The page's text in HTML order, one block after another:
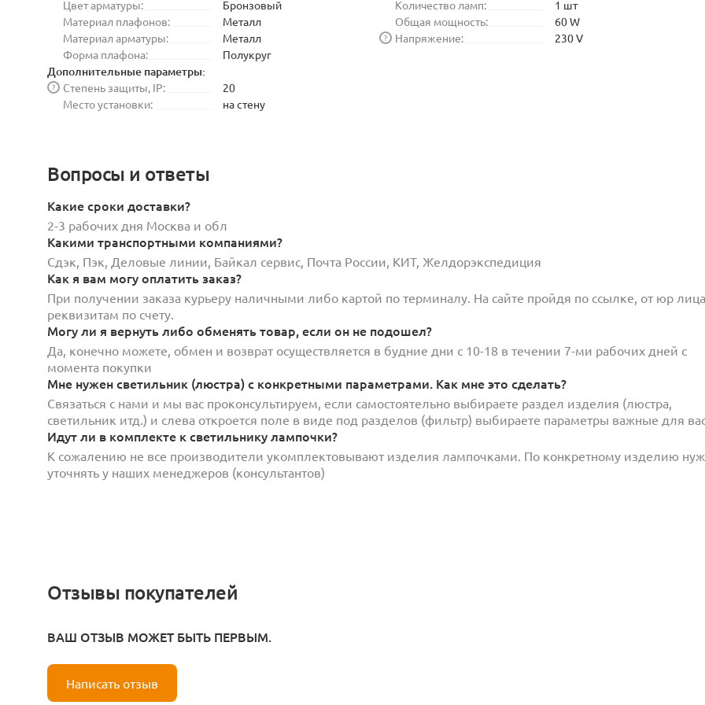
Цвет арматуры:
Бронзовый
Материал плафонов:
Металл
Материал арматуры:
Металл
Форма плафона:
Полукруг
Количество ламп:
1 шт
Общая мощность:
60 W
Напряжение:
? 230 V
Дополнительные параметры:
Степень защиты, IP:
?
20
Место установки:
на стену
Вопросы и ответы
Какие сроки доставки?
2-3 рабочих дня Москва и обл
Какими транспортными компаниями?
Сдэк, Пэк, Деловые линии, Байкал сервис, Почта России, КИТ, Желдорэкспедиция
Как я вам могу оплатить заказ?
При получении заказа курьеру наличными либо картой по терминалу. На сайте пройдя по ссылке, от юр
реквизитам по счету.
Могу ли я вернуть либо обменять товар, если он не подошел?
Да, конечно можете, обмен и возврат осуществляется в будние дни с 10-18 в течении 7-ми рабочих дней с
момента покупки
Мне нужен светильник (люстра) с конкретными параметрами. Как мне это сделать?
Связаться с нами и мы вас проконсультируем, если самостоятельно выбираете раздел изделия (люстра,
светильник итд.) и слева откроется поле в виде под разделов (фильтр) выбираете параметры важные для
Идут ли в комплекте к светильнику лампочки?
К сожалению не все производители укомплектовывают изделия лампочками. По конкретному изделию
уточнять у наших менеджеров (консультантов)
Отзывы покупателей
ВАШ ОТЗЫВ МОЖЕТ БЫТЬ ПЕРВЫМ.
Написать отзыв